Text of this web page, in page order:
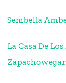
Sembella
La Casa De